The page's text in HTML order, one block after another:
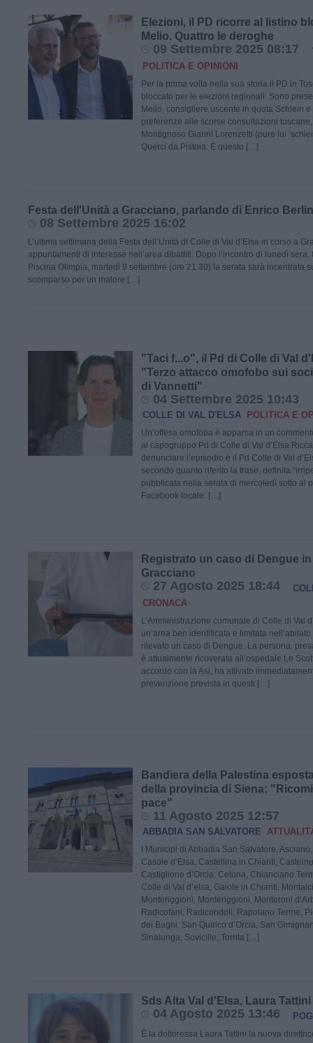
Elezioni, il PD ricorre al listino
Melio. Quattro le deroghe
09 Settembre 2025 08:17
POLITICA E OPINIONI
Per la prima volta nella sua storia il PD in
bloccato per le elezioni regionali. Sono
Melio, consigliere uscente in quota Schlein
preferenze alle scorse consultazioni
Montignoso Gianni Lorenzetti (pure lui
Querci da Pistoia. È questo […]
Festa dell'Unità a Gracciano, parlando di Enrico
08 Settembre 2025 16:02
L’ultima settimana della Festa dell’Unità di Colle di Val d’Elsa in corso a
appuntamenti di interesse nell’area dibattiti. Dopo l’incontro di lunedì
Piscina Olimpia, martedì 9 settembre (ore 21.30) la serata sarà incentrata
scomparso per un malore […]
"Taci f...o", il Pd di Colle di Val
"Terzo attacco omofobo sui
di Vannetti"
04 Settembre 2025 10:43
COLLE DI VAL D'ELSA POLITICA E
Un’offesa omofoba è apparsa in un
al capogruppo Pd di Colle di Val d’Elsa
denunciare l’episodio è il Pd Colle di Val
secondo quanto riferito la frase, definita
pubblicata nella serata di mercoledì sotto al
Facebook locale: […]
Registrato un caso di Dengue
Gracciano
27 Agosto 2025 18:44
CRONACA
L’Amministrazione comunale di Colle di Val
un’area ben identificata e limitata
rilevato un caso di Dengue. La persona,
è attualmente ricoverata all’ospedale Le
accordo con la Asl, ha attivato
prevenzione prevista in questi […]
Bandiera della Palestina
della provincia di Siena:
pace"
11 Agosto 2025 12:57
ABBADIA SAN SALVATORE
I Municipi di Abbadia San Salvatore,
Casole d’Elsa, Castellina in Chianti,
Castiglione d’Orcia, Cetona, Chianciano
Colle di Val d’elsa, Gaiole in Chianti,
Monteriggioni, Monteriggioni, Monteroni
Radicofani, Radicondoli, Rapolano Terme,
dei Bagni, San Quirico d’Orcia, San
Sinalunga, Sovicille, Torrita […]
Sds Alta Val d'Elsa, Laura
04 Agosto 2025 13:46
È la dottoressa Laura Tattini la nuova